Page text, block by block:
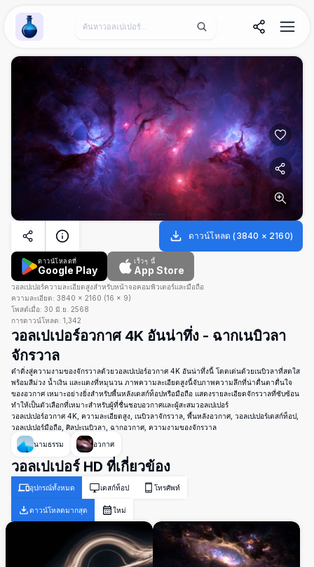
Wallpaper Alchemy
ดาวน์โหลด (3840 × 2160)
ดาวน์โหลดที่
Google Play
เร็วๆ นี้
App Store
วอลเปเปอร์ความละเอียดสูงสำหรับหน้าจอคอมพิวเตอร์และมือถือ
ความละเอียด: 3840 × 2160 (16 × 9)
โพสต์เมื่อ: 30 มิ.ย. 2568
การดาวน์โหลด: 1,342
วอลเปเปอร์อวกาศ 4K อันน่าทึ่ง - ฉากเนบิวลา
จักรวาล
ดำดิ่งสู่ความงามของจักรวาลด้วยวอลเปเปอร์อวกาศ 4K อันน่าทึ่งนี้ โดดเด่นด้วยเนบิวลาที่สดใส
พร้อมสีม่วง น้ำเงิน และแดงที่หมุนวน ภาพความละเอียดสูงนี้จับภาพความลึกที่น่าตื่นตาตื่นใจ
ของอวกาศ เหมาะอย่างยิ่งสำหรับพื้นหลังเดสก์ท็อปหรือมือถือ แสดงรายละเอียดจักรวาลที่ซับซ้อน
ทำให้เป็นตัวเลือกที่เหมาะสำหรับผู้ที่ชื่นชอบอวกาศและผู้สะสมวอลเปเปอร์
วอลเปเปอร์อวกาศ 4K, ความละเอียดสูง, เนบิวลาจักรวาล, พื้นหลังอวกาศ, วอลเปเปอร์เดสก์ท็อป,
วอลเปเปอร์มือถือ, ศิลปะเนบิวลา, ฉากอวกาศ, ความงามของจักรวาล
นามธรรม
อวกาศ
วอลเปเปอร์ HD ที่เกี่ยวข้อง
อุปกรณ์ทั้งหมด เดสก์ท็อป โทรศัพท์
ดาวน์โหลดมากสุด ใหม่